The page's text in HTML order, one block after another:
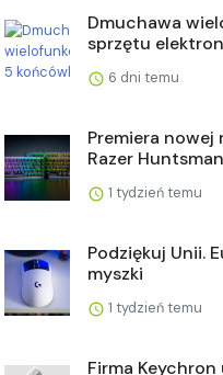
Dmuchawa
sprzętu
6 dni temu
Premiera
Razer
1 tydzień temu
Podziękuj Unii.
myszki
1 tydzień temu
Firma